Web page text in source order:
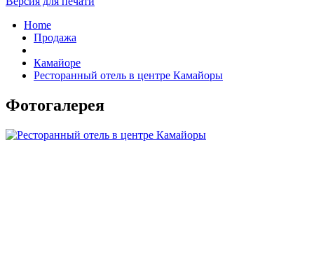
Home
Продажа
Камайоре
Ресторанный отель в центре Камайоры
Фотогалерея